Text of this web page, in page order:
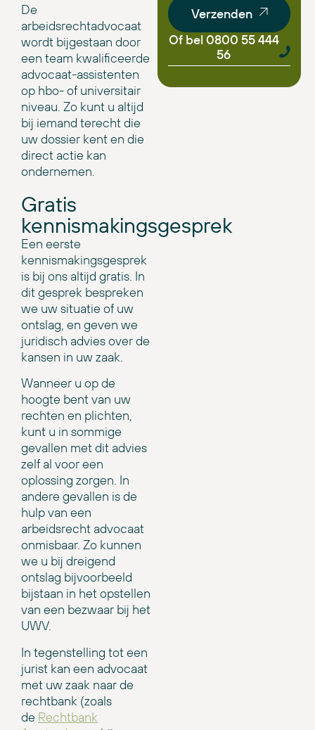
De
arbeidsrechtadvocaat
wordt bijgestaan door
een team kwalificeerde
advocaat-assistenten
op hbo- of universitair
niveau. Zo kunt u altijd
bij iemand terecht die
uw dossier kent en die
direct actie kan
ondernemen.
Gratis
kennismakingsgesprek
Een eerste
kennismakingsgesprek
is bij ons altijd gratis. In
dit gesprek bespreken
we uw situatie of uw
ontslag, en geven we
juridisch advies over de
kansen in uw zaak.
Wanneer u op de
hoogte bent van uw
rechten en plichten,
kunt u in sommige
gevallen met dit advies
zelf al voor een
oplossing zorgen. In
andere gevallen is de
hulp van een
arbeidsrecht advocaat
onmisbaar. Zo kunnen
we u bij dreigend
ontslag bijvoorbeeld
bijstaan in het opstellen
van een bezwaar bij het
UWV.
In tegenstelling tot een
jurist kan een advocaat
met uw zaak naar de
rechtbank (zoals
de Rechtbank
Verzenden
Of bel 0800 55 444
56